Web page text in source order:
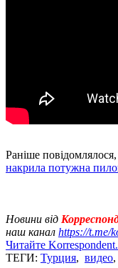
Раніше
накрила потужна
Новини від
наш канал https://t.me/
Читайте
ТЕГИ: Турция, видео,